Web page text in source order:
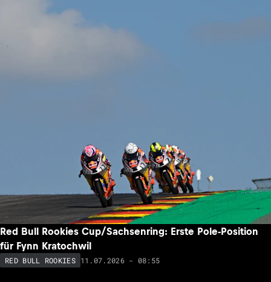
Red Bull Rookies Cup/Sachsenring: Erste Pole-Position
für Fynn Kratochwil
RED BULL ROOKIES 11.07.2026 - 08:55